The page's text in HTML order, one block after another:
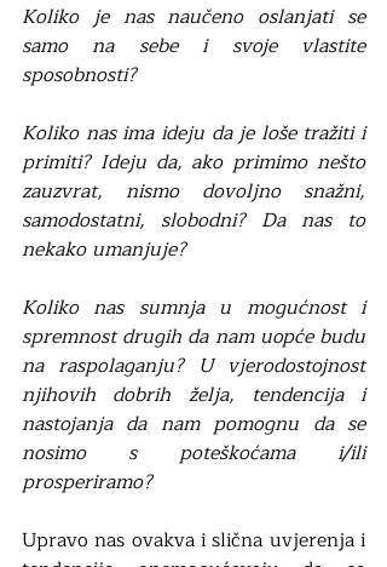
Koliko je nas naučeno oslanjati se
samo na sebe i svoje vlastite
sposobnosti?
Koliko nas ima ideju da je loše tražiti i
primiti? Ideju da, ako primimo nešto
zauzvrat, nismo dovoljno snažni,
samodostatni, slobodni? Da nas to
nekako umanjuje?
Koliko nas sumnja u mogućnost i
spremnost drugih da nam uopće budu
na raspolaganju? U vjerodostojnost
njihovih dobrih želja, tendencija i
nastojanja da nam pomognu da se
nosimo s poteškoćama i/ili
prosperiramo?
Upravo nas ovakva i slična uvjerenja i